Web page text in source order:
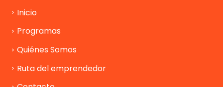
Inicio
Programas
Quiénes Somos
Ruta del emprendedor